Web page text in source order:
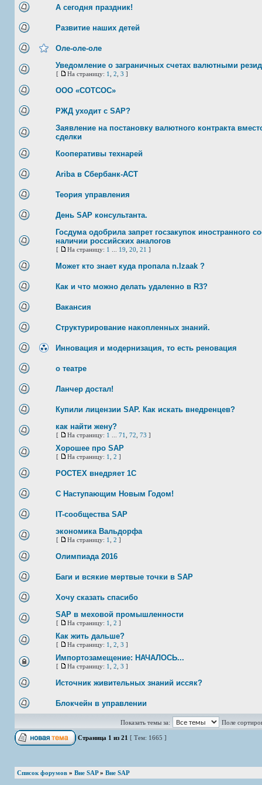
А сегодня праздник!
Развитие наших детей
Оле-оле-оле
Уведомление о заграничных счетах валютными
[ На страницу: 1 2 3 ]
ООО «СОТСОС»
РЖД уходит с SAP?
Заявление на постановку валютного контракта
сделки
Кооперативы технарей
Ariba в Сбербанк-АСТ
Теория управления
День SAP консультанта.
Госдума одобрила запрет госзакупок иностранного
наличии российских аналогов
[ На страницу: 1 19 20 21 ]
Может кто знает куда пропала n.Izaak ?
Как и что можно делать удаленно в R3?
Вакансия
Структурирование накопленных знаний.
Инновация и модернизация, то есть реновация
о театре
Ланчер достал!
Купили лицензии SAP. Как искать внедренцев?
как найти жену?
[ На страницу: 1 71 72 73 ]
Хорошее про SAP
[ На страницу: 1 2 ]
РОСТЕХ внедряет 1С
С Наступающим Новым Годом!
IT-сообщества SAP
экономика Вальдорфа
[ На страницу: 1 2 ]
Олимпиада 2016
Баги и всякие мертвые точки в SAP
Хочу сказать спасибо
SAP в меховой промышленности
[ На страницу: 1 2 ]
Как жить дальше?
[ На страницу: 1 2 3 ]
Импортозамещение: НАЧАЛОСЬ...
[ На страницу: 1 2 3 ]
Источник живительных знаний иссяк?
Блокчейн в управлении
Показать темы за: Поле
Страница 1 из 21 [ Тем: 1665 ]
Список форумов » Вне SAP» Вне SAP